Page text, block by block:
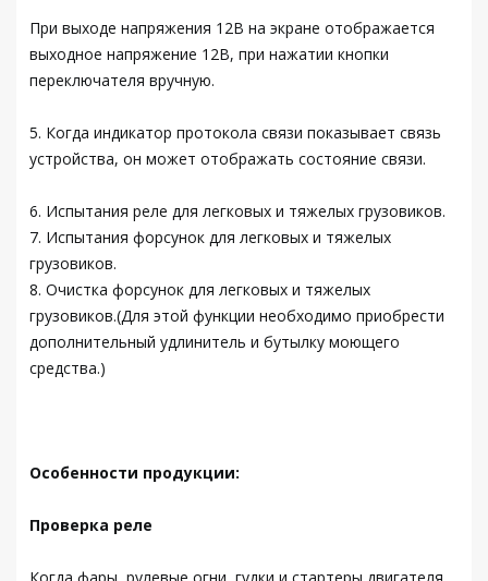
При выходе напряжения 12В на экране отображается
выходное напряжение 12В, при нажатии кнопки
переключателя вручную.
5. Когда индикатор протокола связи показывает связь
устройства, он может отображать состояние связи.
6. Испытания реле для легковых и тяжелых грузовиков.
7. Испытания форсунок для легковых и тяжелых
грузовиков.
8. Очистка форсунок для легковых и тяжелых
грузовиков.(Для этой функции необходимо приобрести
дополнительный удлинитель и бутылку моющего
средства.)
Особенности продукции:
Проверка реле